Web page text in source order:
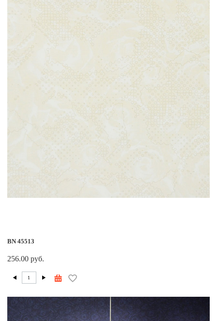
BN 45513
256.00 руб.